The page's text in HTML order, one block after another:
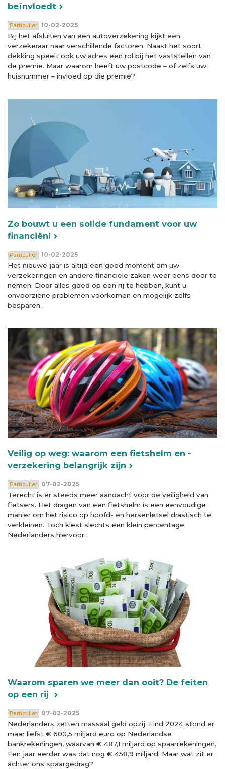
beïnvloedt
Particulier 10-02-2025
Bij het afsluiten van een autoverzekering kijkt een
verzekeraar naar verschillende factoren. Naast het soort
dekking speelt ook uw adres een rol bij het vaststellen van
de premie. Maar waarom heeft uw postcode – of zelfs uw
huisnummer – invloed op die premie?
Zo bouwt u een solide fundament voor uw
financiën!
Particulier 10-02-2025
Het nieuwe jaar is altijd een goed moment om uw
verzekeringen en andere financiële zaken weer eens door te
nemen. Door alles goed op een rij te hebben, kunt u
onvoorziene problemen voorkomen en mogelijk zelfs
besparen.
Veilig op weg: waarom een fietshelm en -
verzekering belangrijk zijn
Particulier 07-02-2025
Terecht is er steeds meer aandacht voor de veiligheid van
fietsers. Het dragen van een fietshelm is een eenvoudige
manier om het risico op hoofd- en hersenletsel drastisch te
verkleinen. Toch kiest slechts een klein percentage
Nederlanders hiervoor.
Waarom sparen we meer dan ooit? De feiten
op een rij
Particulier 07-02-2025
Nederlanders zetten massaal geld opzij. Eind 2024 stond er
maar liefst € 600,5 miljard euro op Nederlandse
bankrekeningen, waarvan € 487,1 miljard op spaarrekeningen.
Een jaar eerder was dat nog € 458,9 miljard. Maar wat zit er
achter ons spaargedrag?